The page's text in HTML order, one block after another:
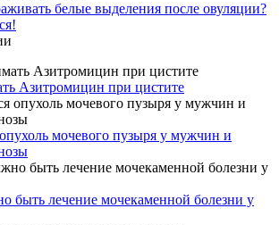
белые выделения после овуляции?
Азитромицин при цистите
мочевого пузыря у мужчин и
быть лечение мочекаменной болезни у